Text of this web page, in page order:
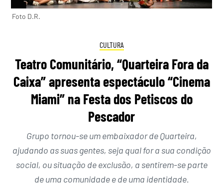
Foto D.R.
CULTURA
Teatro Comunitário, “Quarteira Fora da
Caixa” apresenta espectáculo “Cinema
Miami” na Festa dos Petiscos do
Pescador
Grupo tornou-se um embaixador de Quarteira,
ajudando as suas gentes, seja qual for a sua condição
social, ou situação de exclusão, a sentirem-se parte
de uma comunidade e de uma identidade.